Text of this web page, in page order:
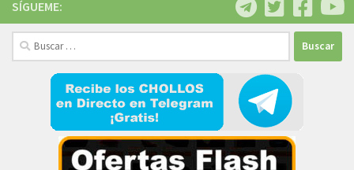
SÍGUEME:
Buscar: